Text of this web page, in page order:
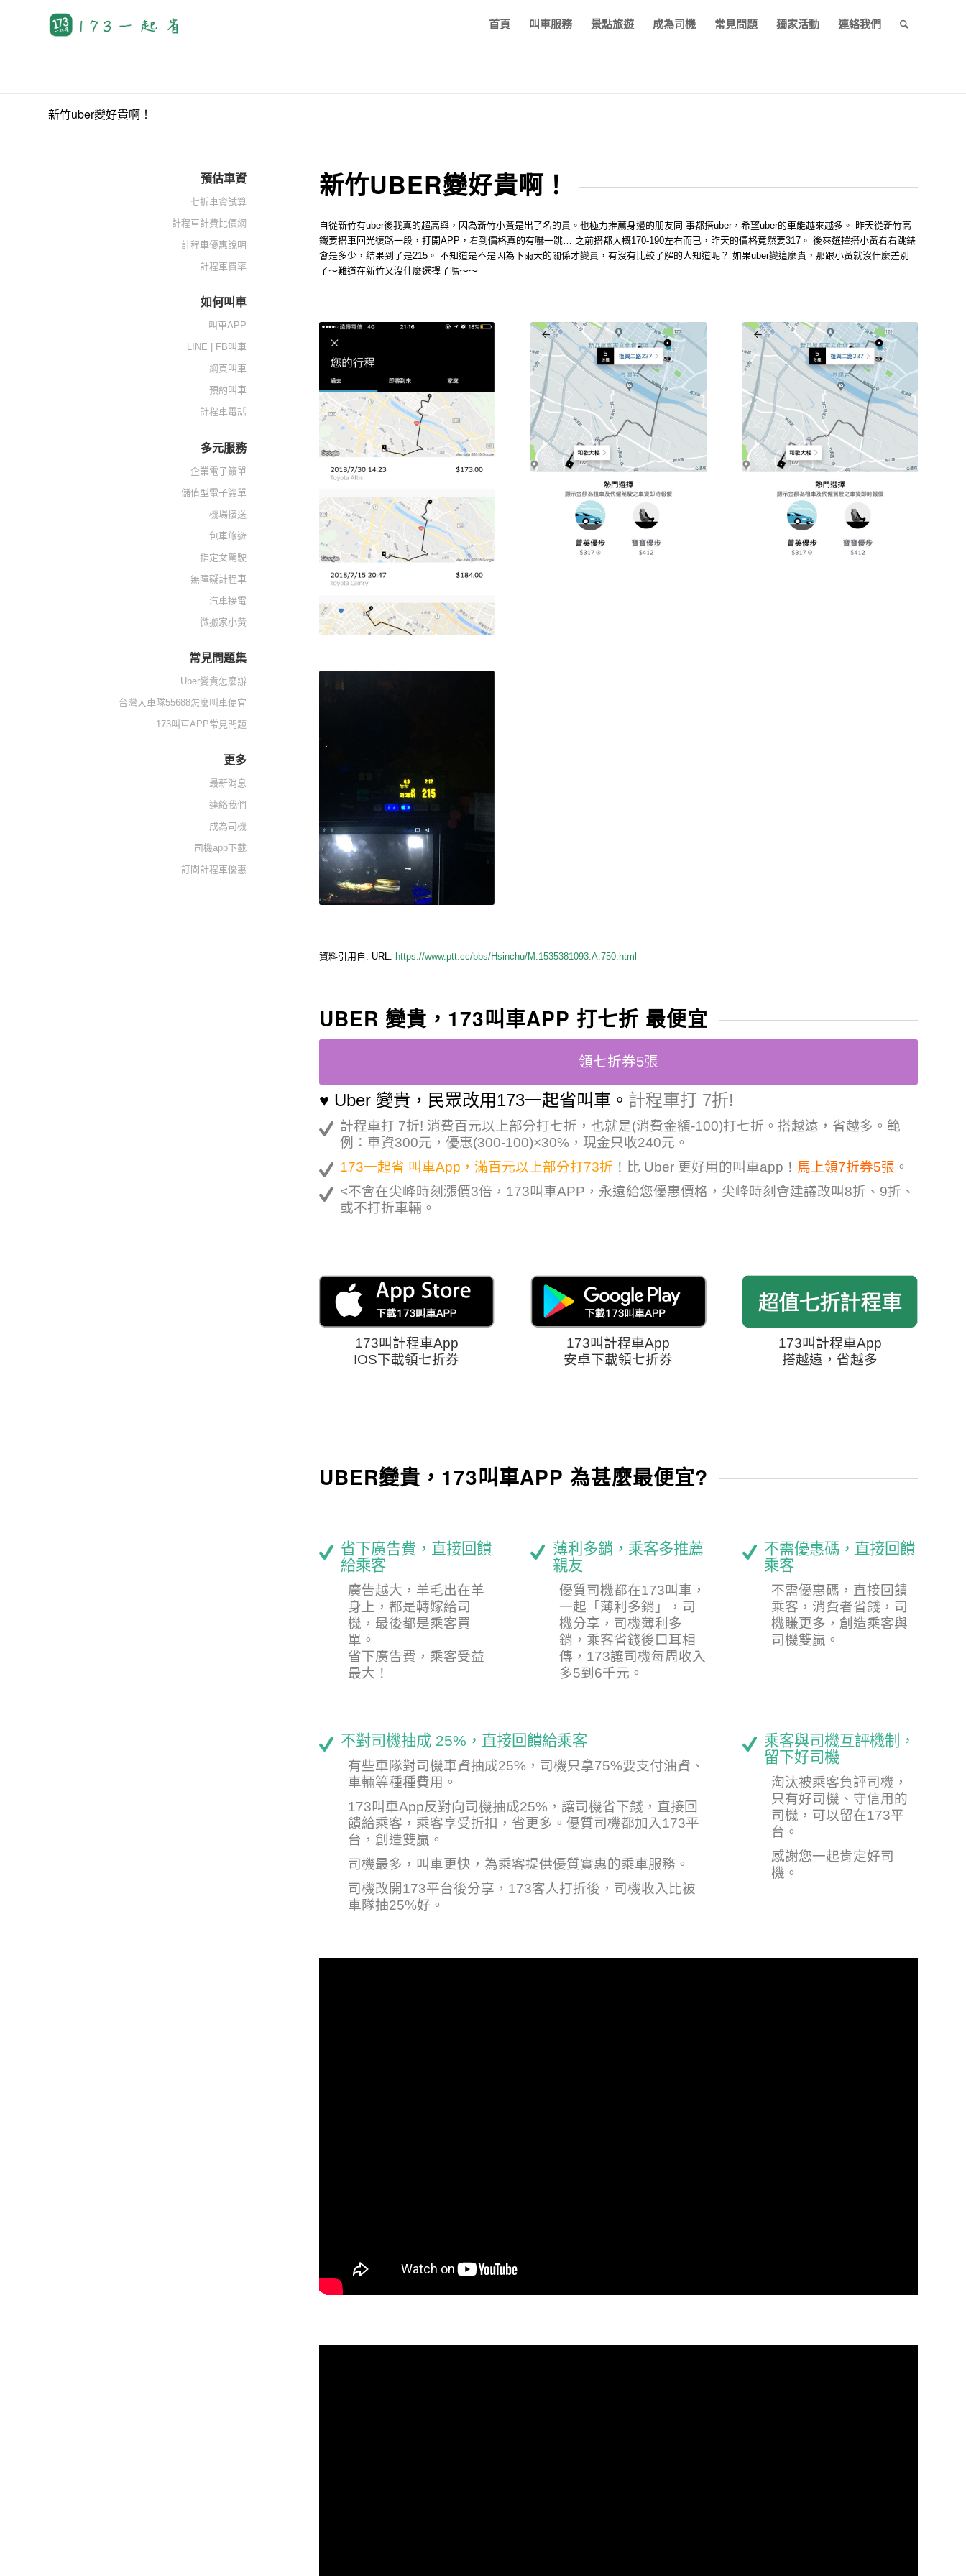
首頁 叫車服務 景點旅遊 成為司機 常見問題 獨家活動 連絡我們
新竹uber變好貴啊！
新竹UBER變好貴啊！
自從新竹有uber後我真的超高興，因為新竹小黃是出了名的貴。也極力推薦身邊的朋友同 事都搭uber，希望uber的車能越來越多。 昨天從新竹高
鐵要搭車回光復路一段，打開APP，看到價格真的有嚇一跳… 之前搭都大概170-190左右而已，昨天的價格竟然要317。 後來選擇搭小黃看看跳錶
會是多少，結果到了是215。 不知道是不是因為下雨天的關係才變貴，有沒有比較了解的人知道呢？ 如果uber變這麼貴，那跟小黃就沒什麼差別
了～難道在新竹又沒什麼選擇了嗎～～
資料引用自: URL: https://www.ptt.cc/bbs/Hsinchu/M.1535381093.A.750.html
UBER 變貴，173叫車APP 打七折 最便宜
領七折券5張
♥ Uber 變貴，民眾改用173一起省叫車。 計程車打 7折!
計程車打 7折! 消費百元以上部分打七折，也就是(消費金額-100)打七折。搭越遠，省越多。範
例：車資300元，優惠(300-100)×30%，現金只收240元。
173一起省 叫車App，滿百元以上部分打73折 ！比 Uber 更好用的叫車app！ 馬上領7折券5張 。
<不會在尖峰時刻漲價3倍，173叫車APP，永遠給您優惠價格，尖峰時刻會建議改叫8折、9折、
或不打折車輛。
173叫計程車App
IOS下載領七折券
173叫計程車App
安卓下載領七折券
173叫計程車App
搭越遠，省越多
UBER變貴，173叫車APP 為甚麼最便宜?
省下廣告費，直接回饋
給乘客
廣告越大，羊毛出在羊
身上，都是轉嫁給司
機，最後都是乘客買
單。
省下廣告費，乘客受益
最大！
薄利多銷，乘客多推薦
親友
優質司機都在173叫車，
一起「薄利多銷」，司
機分享，司機薄利多
銷，乘客省錢後口耳相
傳，173讓司機每周收入
多5到6千元。
不需優惠碼，直接回饋
乘客
不需優惠碼，直接回饋
乘客，消費者省錢，司
機賺更多，創造乘客與
司機雙贏。
不對司機抽成 25%，直接回饋給乘客
有些車隊對司機車資抽成25%，司機只拿75%要支付油資、
車輛等種種費用。
173叫車App反對向司機抽成25%，讓司機省下錢，直接回
饋給乘客，乘客享受折扣，省更多。優質司機都加入173平
台，創造雙贏。
司機最多，叫車更快，為乘客提供優質實惠的乘車服務。
司機改開173平台後分享，173客人打折後，司機收入比被
車隊抽25%好。
乘客與司機互評機制，
留下好司機
淘汰被乘客負評司機，
只有好司機、守信用的
司機，可以留在173平
台。
感謝您一起肯定好司
機。
預估車資
七折車資試算
計程車計費比價網
計程車優惠說明
計程車費率
如何叫車
叫車APP
LINE | FB叫車
網頁叫車
預約叫車
計程車電話
多元服務
企業電子簽單
儲值型電子簽單
機場接送
包車旅遊
指定女駕駛
無障礙計程車
汽車接電
微搬家小黃
常見問題集
Uber變貴怎麼辦
台灣大車隊55688怎麼叫車便宜
173叫車APP常見問題
更多
最新消息
連絡我們
成為司機
司機app下載
訂閱計程車優惠